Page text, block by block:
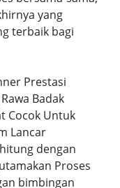
yang
terbaik bagi
Prestasi
Badak
Cocok Untuk
Lancar
dengan
Proses
bimbingan